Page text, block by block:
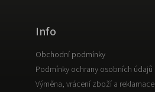
Info
Obchodní podmínky
Podmínky ochrany osobních údajů
Výměna, vrácení zboží a reklamace